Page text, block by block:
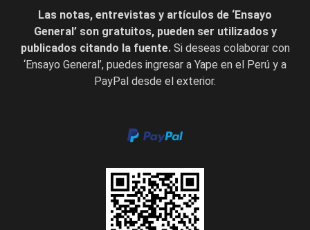
Las notas, entrevistas y artículos de ‘Ensayo
General’ son gratuitos, pueden ser utilizados y
publicados citando la fuente. Si deseas colaborar con
‘Ensayo General’, puedes ingresar a Yape en el Perú y a
PayPal desde el exterior.